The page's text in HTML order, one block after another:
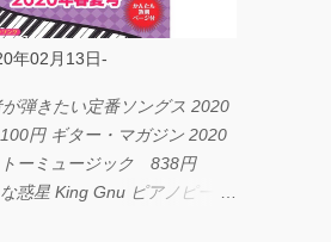
年02月13日-
弾きたい定番ソングス 2020
円 ギター・マガジン 2020
ーミュージック 838円
惑星 King Gnu ピアノピース